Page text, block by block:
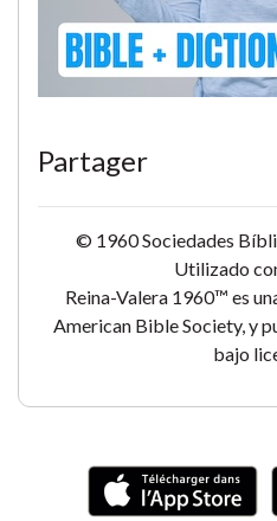
Partager
© 1960 Sociedades
Utilizado
Reina-Valera 1960™ es
American Bible Society, y
bajo